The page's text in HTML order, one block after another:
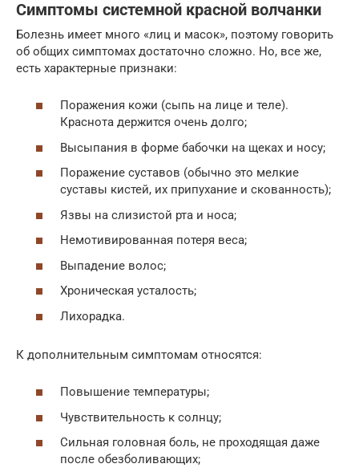
Симптомы системной красной волчанки
Болезнь имеет много «лиц и масок», поэтому говорить
об общих симптомах достаточно сложно. Но, все же,
есть характерные признаки:
Поражения кожи (сыпь на лице и теле).
Краснота держится очень долго;
Высыпания в форме бабочки на щеках и носу;
Поражение суставов (обычно это мелкие
суставы кистей, их припухание и скованность);
Язвы на слизистой рта и носа;
Немотивированная потеря веса;
Выпадение волос;
Хроническая усталость;
Лихорадка.
К дополнительным симптомам относятся:
Повышение температуры;
Чувствительность к солнцу;
Сильная головная боль, не проходящая даже
после обезболивающих;